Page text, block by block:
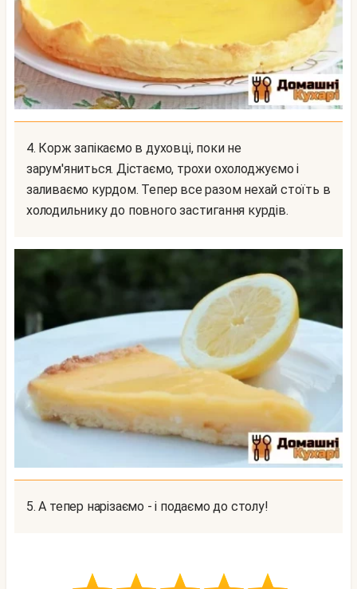
4. Корж запікаємо в духовці, поки не
зарум'яниться. Дістаємо, трохи охолоджуємо і
заливаємо курдом. Тепер все разом нехай стоїть в
холодильнику до повного застигання курдів.
5. А тепер нарізаємо - і подаємо до столу!